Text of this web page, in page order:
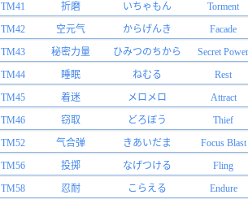
TM41
折磨 いちゃもん
Torment
TM42
空元气 からげんき
Facade
TM43
秘密力量 ひみつのちから
Secret Power
TM44
睡眠 ねむる
Rest
TM45
着迷 メロメロ
Attract
TM46
窃取 どろぼう
Thief
TM52
气合弹 きあいだま
Focus Blast
TM56
投掷 なげつける
Fling
TM58
忍耐 こらえる
Endure